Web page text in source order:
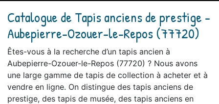
Catalogue de Tapis anciens de prestige -
Aubepierre-Ozouer-le-Repos (77720)
Êtes-vous à la recherche d’un tapis ancien à
Aubepierre-Ozouer-le-Repos (77720) ? Nous avons
une large gamme de tapis de collection à acheter et à
vendre en ligne. On distingue des tapis anciens de
prestige, des tapis de musée, des tapis anciens en